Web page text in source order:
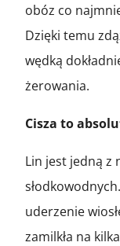
obóz co
Dzięki temu
wędką
żerowania.
Cisza to
Lin jest jedną z
uderzenie
zamilkła na